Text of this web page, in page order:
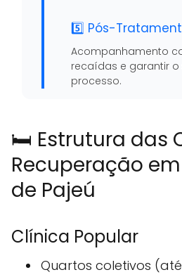
5️⃣ Pós-
Acompanhamento
recaídas e garantir
processo.
🛏️ Estrutura das
Recuperação
de Pajeú
Clínica Popular
Quartos coletivos (até